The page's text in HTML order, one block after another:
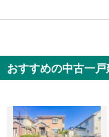
おすすめの中古一戸